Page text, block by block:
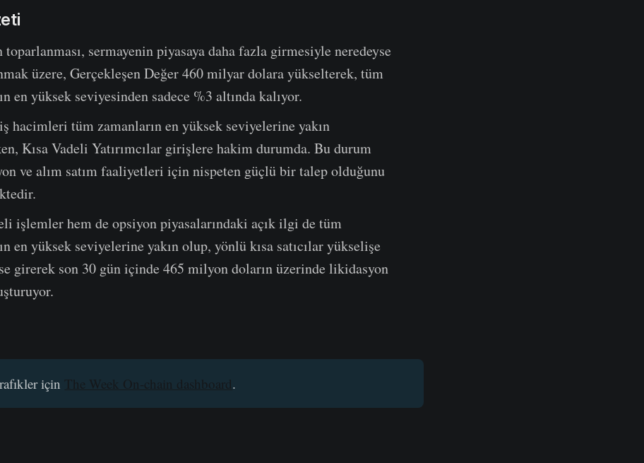
sermayenin piyasaya daha fazla girmesiyle neredeyse
üzere, Gerçekleşen Değer 460 milyar dolara yükselterek, tüm
en yüksek seviyesinden sadece %3 altında kalıyor.
hacimleri tüm zamanların en yüksek seviyelerine yakın
Kısa Vadeli Yatırımcılar girişlere hakim durumda. Bu durum
ve alım satım faaliyetleri için nispeten güçlü bir talep olduğunu
işlemler hem de opsiyon piyasalarındaki açık ilgi de tüm
en yüksek seviyelerine yakın olup, yönlü kısa satıcılar yükselişe
girerek son 30 gün içinde 465 milyon doların üzerinde likidasyon
için The Week On-chain dashboard.